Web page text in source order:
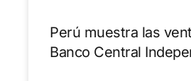
Perú muestra las
Banco Central